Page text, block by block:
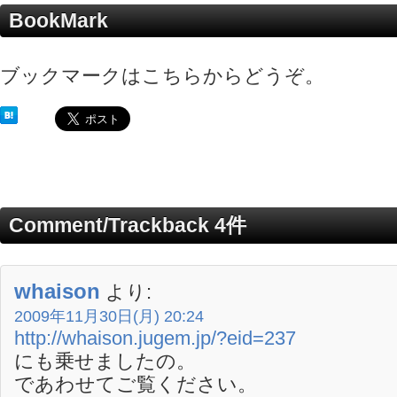
BookMark
ブックマークはこちらからどうぞ。
Comment/Trackback 4件
whaison より:
2009年11月30日(月) 20:24
http://whaison.jugem.jp/?eid=237
にも乗せましたの。
であわせてご覧ください。